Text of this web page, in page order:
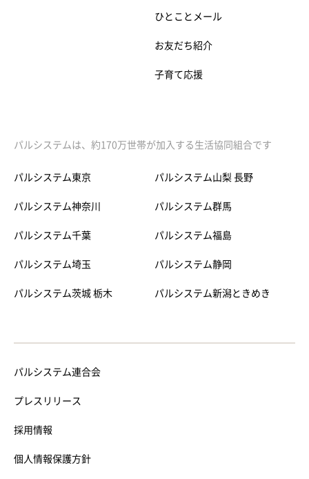
ひとことメール
お友だち紹介
子育て応援
パルシステムは、約170万世帯が加入する生活協同組合です
パルシステム東京
パルシステム神奈川
パルシステム千葉
パルシステム埼玉
パルシステム茨城 栃木
パルシステム山梨 長野
パルシステム群馬
パルシステム福島
パルシステム静岡
パルシステム新潟ときめき
パルシステム連合会
プレスリリース
採用情報
個人情報保護方針